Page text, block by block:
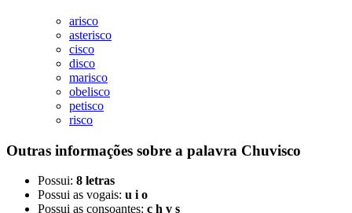
arisco
asterisco
cisco
disco
marisco
obelisco
petisco
risco
Outras informações sobre a palavra Chuvisco
Possui: 8 letras
Possui as vogais: u i o
Possui as consoantes: c h v s